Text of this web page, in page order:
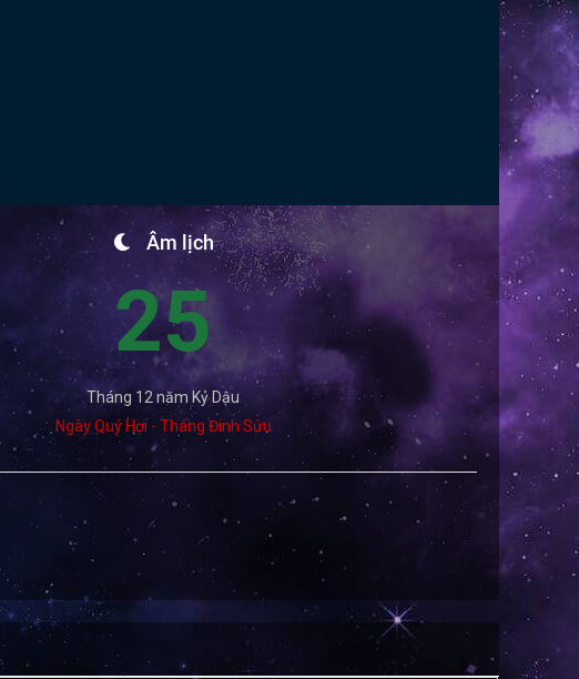
Âm lịch
25
Tháng 12 năm Kỷ Dậu
Ngày Quý Hợi - Tháng Đinh Sửu